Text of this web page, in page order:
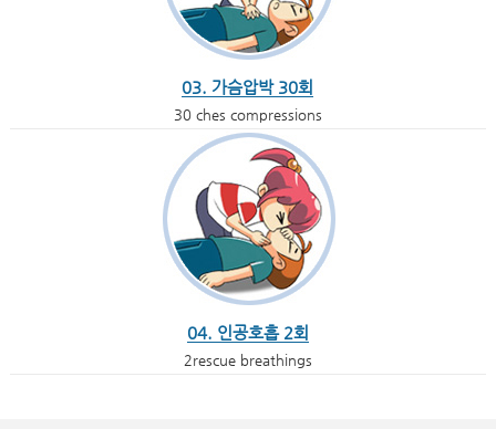
03. 가슴압박 30회
30 ches compressions
04. 인공호흡 2회
2rescue breathings